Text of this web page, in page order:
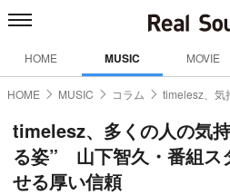
HOME MUSIC MOVIE
HOME MUSIC コラム timelesz、気
timelesz、多くの人の気
る姿” 山下智久・番組ス
せる厚い信頼